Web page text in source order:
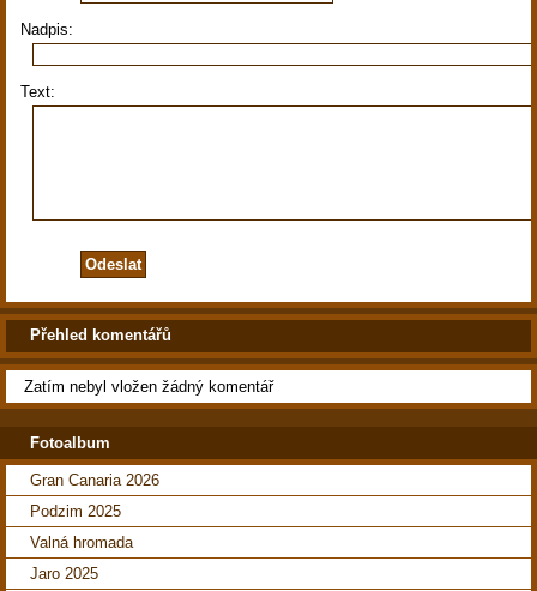
Nadpis:
Text:
Přehled komentářů
Zatím nebyl vložen žádný komentář
Fotoalbum
Gran Canaria 2026
Podzim 2025
Valná hromada
Jaro 2025